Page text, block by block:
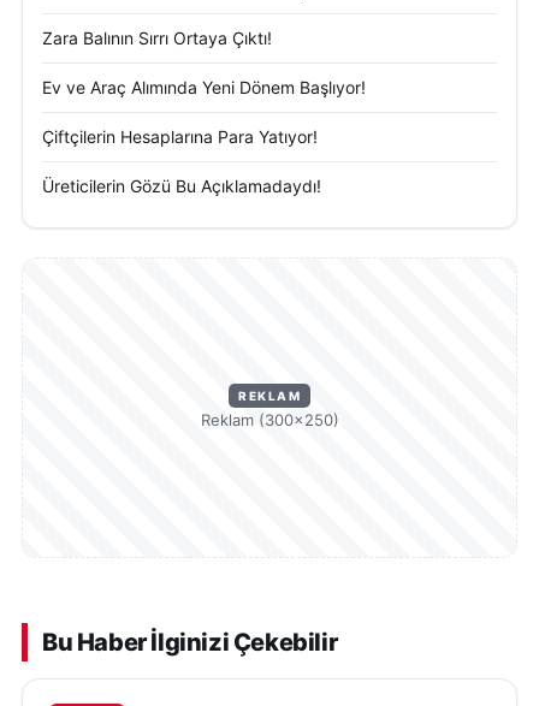
Zara Balının Sırrı Ortaya Çıktı!
Ev ve Araç Alımında Yeni Dönem Başlıyor!
Çiftçilerin Hesaplarına Para Yatıyor!
Üreticilerin Gözü Bu Açıklamadaydı!
REKLAM
Reklam (300×250)
Bu Haber İlginizi Çekebilir